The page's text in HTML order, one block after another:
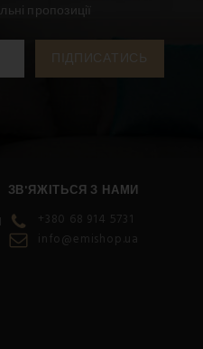
пропозиції
ЗВ'ЯЖІТЬСЯ З НАМИ
+380 68 914 5731
info@emishop.ua